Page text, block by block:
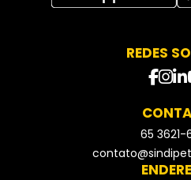
REDES
-
65 3621-